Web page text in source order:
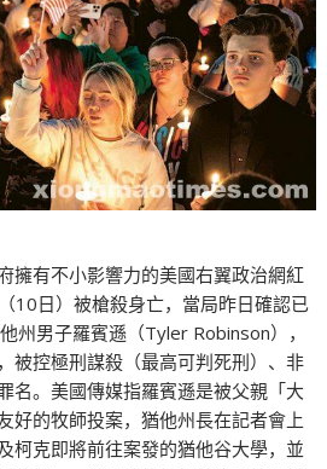
擁有不小影響力的美國右翼政治網紅
10日）被槍殺身亡，當局昨日確認已
州男子羅賓遜（Tyler Robinson），
被控極刑謀殺（最高可判死刑）、非
名。美國傳媒指羅賓遜是被父親「大
好的牧師投案，猶他州長在記者會上
柯克即將前往案發的猶他谷大學，並